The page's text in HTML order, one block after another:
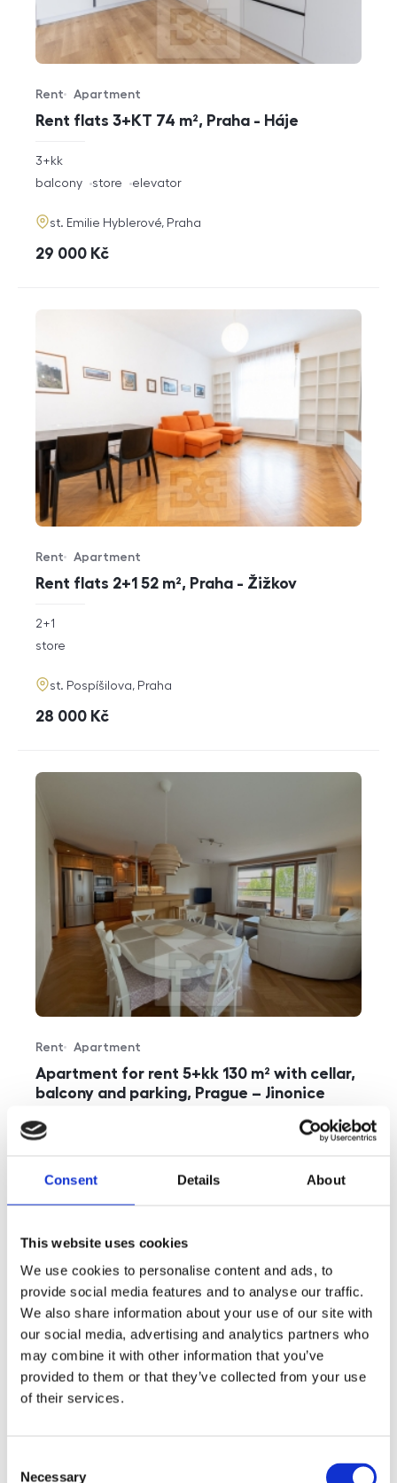
Consent Details About
This website uses cookies
We use cookies to personalise content and ads, to
provide social media features and to analyse our traffic.
We also share information about your use of our site with
our social media, advertising and analytics partners who
may combine it with other information that you’ve
provided to them or that they’ve collected from your use
of their services.
Necessary
Rent flats 3+KT 74 m², Praha - Háje
Offer type
Rent
Property type
Apartment
rozměry
3+kk
funkce
balcony store elevator
adresa
st. Emilie Hyblerové, Praha
cena
29 000 Kč
Rent flats 2+1 52 m², Praha - Žižkov
Offer type
Rent
Property type
Apartment
rozměry
2+1
funkce
store
adresa
st. Pospíšilova, Praha
cena
28 000 Kč
Apartment for rent 5+kk 130 m² with cellar,
balcony and parking, Prague – Jinonice
Offer type
Rent
Property type
Apartment
rozměry
disposition
5+kk